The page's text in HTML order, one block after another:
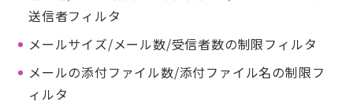
送信者フィルタ
メールサイズ/メール数/受信者数の制限フィルタ
メールの添付ファイル数/添付ファイル名の制限フ
ィルタ